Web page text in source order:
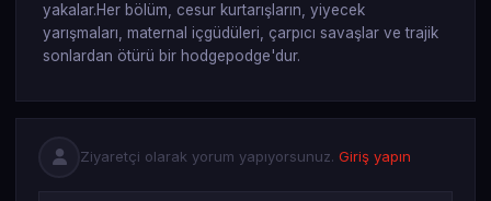
yakalar.Her bölüm, cesur kurtarışların, yiyecek
yarışmaları, maternal içgüdüleri, çarpıcı savaşlar ve trajik
sonlardan ötürü bir hodgepodge'dur.
Ziyaretçi olarak yorum yapıyorsunuz. Giriş yapın